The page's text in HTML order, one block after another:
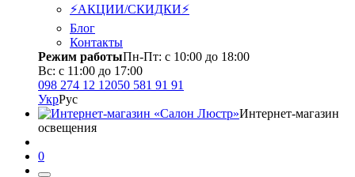
⚡АКЦИИ/СКИДКИ⚡
Блог
Контакты
Режим работыПн-Пт: с 10:00 до 18:00
Вс: с 11:00 до 17:00
098 274 12 12050 581 91 91
УкрРус
Интернет-магазин
освещения
0